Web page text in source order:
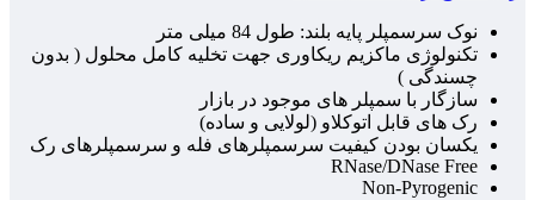
نوک سرسمپلر پایه بلند: طول 84 میلی متر
تکنولوژی ماکزیم ریکاوری جهت تخلیه کامل محلول ( بدون
چسندگی )
سازگار با سمپلر های موجود در بازار
رک های قابل اتوکلاو (لولایی و ساده)
یکسان بودن کیفیت سرسمپلرهای فله و سرسمپلرهای رک
RNase/DNase Free
Non-Pyrogenic